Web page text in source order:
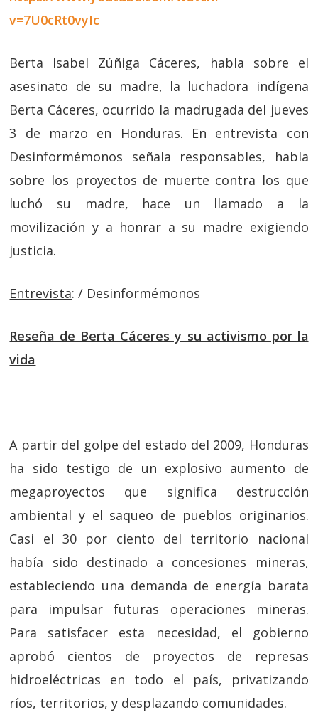
v=7U0cRt0vyIc
Berta Isabel Zúñiga Cáceres, habla sobre el
asesinato de su madre, la luchadora indígena
Berta Cáceres, ocurrido la madrugada del jueves
3 de marzo en Honduras. En entrevista con
Desinformémonos señala responsables, habla
sobre los proyectos de muerte contra los que
luchó su madre, hace un llamado a la
movilización y a honrar a su madre exigiendo
justicia.
Entrevista: / Desinformémonos
Reseña de Berta Cáceres y su activismo por la
vida
A partir del golpe del estado del 2009, Honduras
ha sido testigo de un explosivo aumento de
megaproyectos que significa destrucción
ambiental y el saqueo de pueblos originarios.
Casi el 30 por ciento del territorio nacional
había sido destinado a concesiones mineras,
estableciendo una demanda de energía barata
para impulsar futuras operaciones mineras.
Para satisfacer esta necesidad, el gobierno
aprobó cientos de proyectos de represas
hidroeléctricas en todo el país, privatizando
ríos, territorios, y desplazando comunidades.